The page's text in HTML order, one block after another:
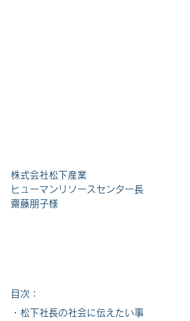
株式会社松下産業
ヒューマンリソースセンター長
齋藤朋子様
目次：
・松下社長の社会に伝えたい事